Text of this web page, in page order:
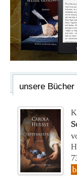
unsere Bücher